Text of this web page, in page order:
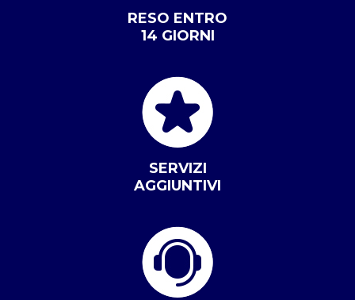
RESO ENTRO
14 GIORNI
SERVIZI
AGGIUNTIVI